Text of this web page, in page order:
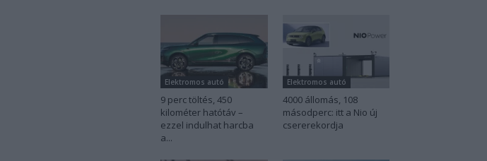
Elektromos autó
9 perc töltés, 450
kilométer hatótáv –
ezzel indulhat harcba
a...
Elektromos autó
4000 állomás, 108
másodperc: itt a Nio új
csererekordja